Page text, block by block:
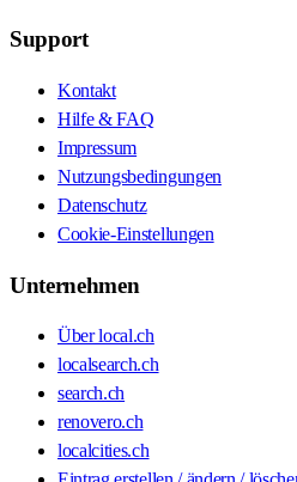
Support
Kontakt
Hilfe & FAQ
Impressum
Nutzungsbedingungen
Datenschutz
Cookie-Einstellungen
Unternehmen
Über local.ch
localsearch.ch
search.ch
renovero.ch
localcities.ch